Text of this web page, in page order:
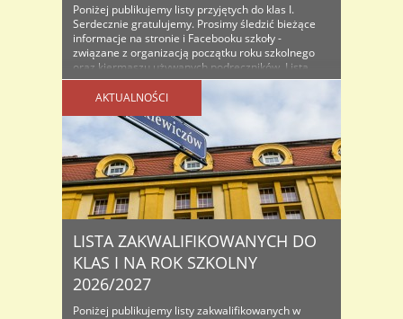
Poniżej publikujemy listy przyjętych do klas I.
Serdecznie gratulujemy. Prosimy śledzić bieżące
informacje na stronie i Facebooku szkoły -
związane z organizacją początku roku szkolnego
oraz kiermaszu używanych podręczników. Lista
osób przyjętych do klas I na rok szkolny...
AKTUALNOŚCI
LISTA ZAKWALIFIKOWANYCH DO
KLAS I NA ROK SZKOLNY
2026/2027
Poniżej publikujemy listy zakwalifikowanych w